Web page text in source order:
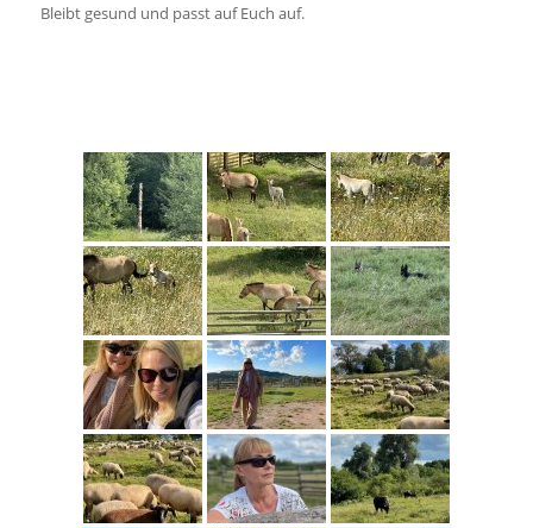
Bleibt gesund und passt auf Euch auf.